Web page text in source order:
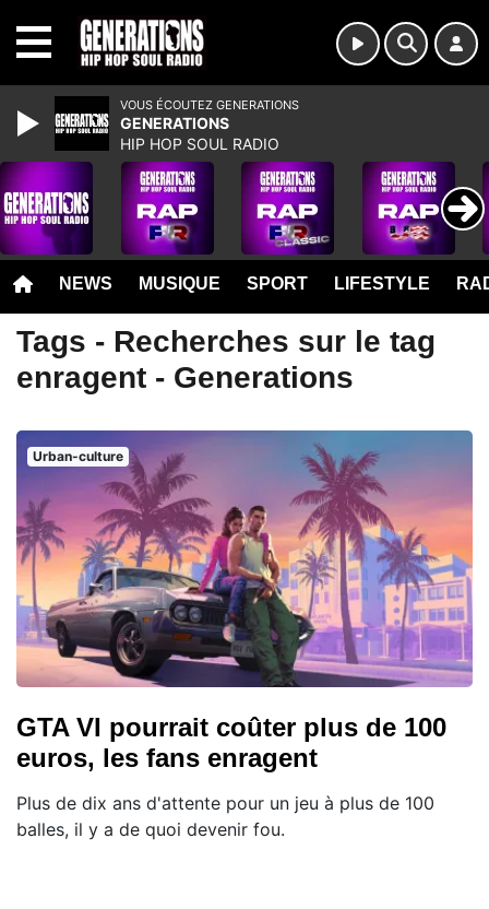
NEWS MUSIQUE SPORT LIFESTYLE
Tags - Recherches sur le tag
enragent - Generations
Urban-culture
GTA VI pourrait coûter plus de 100
euros, les fans enragent
Plus de dix ans d'attente pour un jeu à plus de 100
balles, il y a de quoi devenir fou.
VOUS ÉCOUTEZ GENERATIONS
GENERATIONS
HIP HOP SOUL RADIO